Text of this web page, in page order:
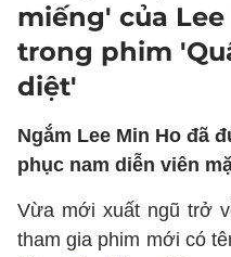
miếng' của
trong phim
diệt'
Ngắm Lee Min Ho đã
phục nam diễn viên
Vừa mới xuất ngũ trở
tham gia phim mới có